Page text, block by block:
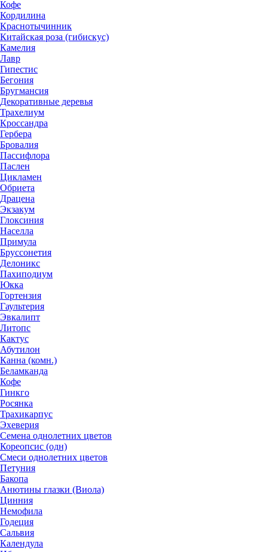
Кофе
Кордилина
Краснотычинник
Китайская роза (гибискус)
Камелия
Лавр
Гипестис
Бегония
Бругмансия
Декоративные деревья
Трахелиум
Кроссандра
Гербера
Бровалия
Пассифлора
Паслен
Цикламен
Обриета
Драцена
Экзакум
Глоксиния
Населла
Примула
Бруссонетия
Делоникс
Пахиподиум
Юкка
Гортензия
Гаультерия
Эвкалипт
Литопс
Кактус
Абутилон
Канна (комн.)
Беламканда
Кофе
Гинкго
Росянка
Трахикарпус
Эхеверия
Семена однолетних цветов
Кореопсис (одн)
Смеси однолетних цветов
Петуния
Бакопа
Анютины глазки (Виола)
Цинния
Немофила
Годеция
Сальвия
Календула